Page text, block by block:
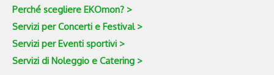
Perché scegliere EKOmon? >
Servizi per Concerti e Festival >
Servizi per Eventi sportivi >
Servizi di Noleggio e Catering >